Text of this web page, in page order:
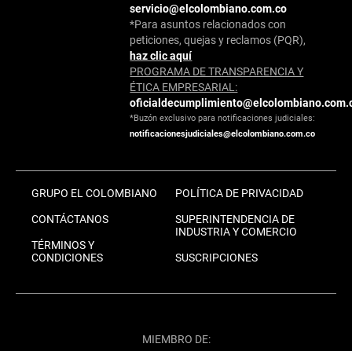
servicio@elcolombiano.com.co
*Para asuntos relacionados con
peticiones, quejas y reclamos (PQR),
haz clic aquí
PROGRAMA DE TRANSPARENCIA Y
ÉTICA EMPRESARIAL:
*Buzón exclusivo para notificaciones judiciales:
notificacionesjudiciales@elcolombiano.com.co
GRUPO EL COLOMBIANO
CONTÁCTANOS
TÉRMINOS Y
CONDICIONES
POLÍTICA DE PRIVACIDAD
SUPERINTENDENCIA DE
INDUSTRIA Y COMERCIO
SUSCRIPCIONES
MIEMBRO DE: